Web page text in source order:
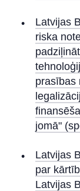
Latvijas
riska
prasības
jomā"
Latvijas
par
Latvijas